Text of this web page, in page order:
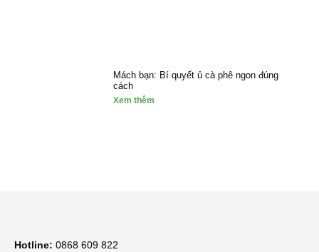
Mách bạn: Bí quyết ủ cà phê ngon đúng
cách
Xem thêm
Hotline: 0868 609 822